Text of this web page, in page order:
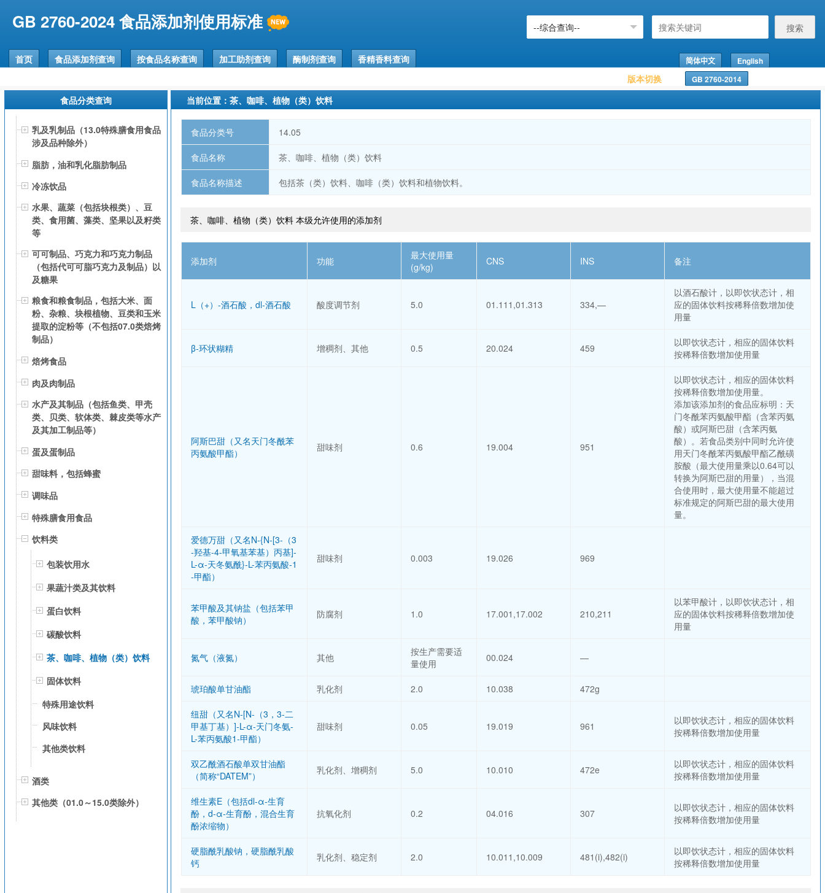
GB 2760-2024 食品添加剂使用标准 搜索
首页 食品添加剂查询 按食品名称查询 加工助剂查询 酶制剂查询
香精香料查询
版本切换
简体中文
English
GB 2760-2014
食品分类查询
乳及乳制品（13.0特殊膳食用食品
涉及品种除外）
脂肪，油和乳化脂肪制品
冷冻饮品
水果、蔬菜（包括块根类）、豆
类、食用菌、藻类、坚果以及籽类
等
可可制品、巧克力和巧克力制品
（包括代可可脂巧克力及制品）以
及糖果
粮食和粮食制品，包括大米、面
粉、杂粮、块根植物、豆类和玉米
提取的淀粉等（不包括07.0类焙烤
制品）
焙烤食品
肉及肉制品
水产及其制品（包括鱼类、甲壳
类、贝类、软体类、棘皮类等水产
及其加工制品等）
蛋及蛋制品
甜味料，包括蜂蜜
调味品
特殊膳食用食品
饮料类
包装饮用水
果蔬汁类及其饮料
蛋白饮料
碳酸饮料
茶、咖啡、植物（类）饮料
固体饮料
特殊用途饮料
风味饮料
其他类饮料
酒类
其他类（01.0～15.0类除外）
当前位置：茶、咖啡、植物（类）饮料
食品分类号 14.05
食品名称 茶、咖啡、植物（类）饮料
食品名称描述 包括茶（类）饮料、咖啡（类）饮料和植物饮料。
茶、咖啡、植物（类）饮料 本级允许使用的添加剂
添加剂 功能
最大使用量
(g/kg)
CNS INS 备注
L（+）-酒石酸，dl-酒石酸 酸度调节剂 5.0 01.111,01.313 334,—
以酒石酸计，以即饮状态计，相
应的固体饮料按稀释倍数增加使
用量
β-环状糊精 增稠剂、其他 0.5 20.024 459
以即饮状态计，相应的固体饮料
按稀释倍数增加使用量
阿斯巴甜（又名天门冬酰苯
丙氨酸甲酯）
甜味剂 0.6 19.004 951
以即饮状态计，相应的固体饮料
按稀释倍数增加使用量。
添加该添加剂的食品应标明：天
门冬酰苯丙氨酸甲酯（含苯丙氨
酸）或阿斯巴甜（含苯丙氨
酸）。若食品类别中同时允许使
用天门冬酰苯丙氨酸甲酯乙酰磺
胺酸（最大使用量乘以0.64可以
转换为阿斯巴甜的用量），当混
合使用时，最大使用量不能超过
标准规定的阿斯巴甜的最大使用
量。
爱德万甜（又名N-{N-[3-（3
-羟基-4-甲氧基苯基）丙基]-
L-α-天冬氨酰}-L-苯丙氨酸-1
-甲酯）
甜味剂 0.003 19.026 969
苯甲酸及其钠盐（包括苯甲
酸，苯甲酸钠）
防腐剂 1.0 17.001,17.002 210,211
以苯甲酸计，以即饮状态计，相
应的固体饮料按稀释倍数增加使
用量
氮气（液氮） 其他
按生产需要适
量使用
00.024 —
琥珀酸单甘油酯 乳化剂 2.0 10.038 472g
纽甜（又名N-[N-（3，3-二
甲基丁基）]-L-α-天门冬氨-
L-苯丙氨酸1-甲酯）
甜味剂 0.05 19.019 961
以即饮状态计，相应的固体饮料
按稀释倍数增加使用量
双乙酰酒石酸单双甘油酯
（简称“DATEM”）
乳化剂、增稠剂 5.0 10.010 472e
以即饮状态计，相应的固体饮料
按稀释倍数增加使用量
维生素E（包括dl-α-生育
酚，d-α-生育酚，混合生育
酚浓缩物）
抗氧化剂 0.2 04.016 307
以即饮状态计，相应的固体饮料
按稀释倍数增加使用量
硬脂酰乳酸钠，硬脂酰乳酸
钙
乳化剂、稳定剂 2.0 10.011,10.009 481(i),482(i)
以即饮状态计，相应的固体饮料
按稀释倍数增加使用量